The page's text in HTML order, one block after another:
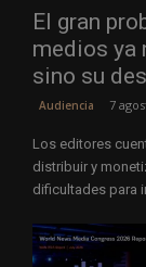
El gran
medios ya
sino su
Audiencia 7
Los editores
distribuir y
dificultades para